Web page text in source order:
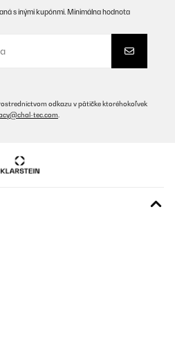
s inými kupónmi. Minimálna hodnota
odkazu v pätičke ktoréhokoľvek
tec.com.